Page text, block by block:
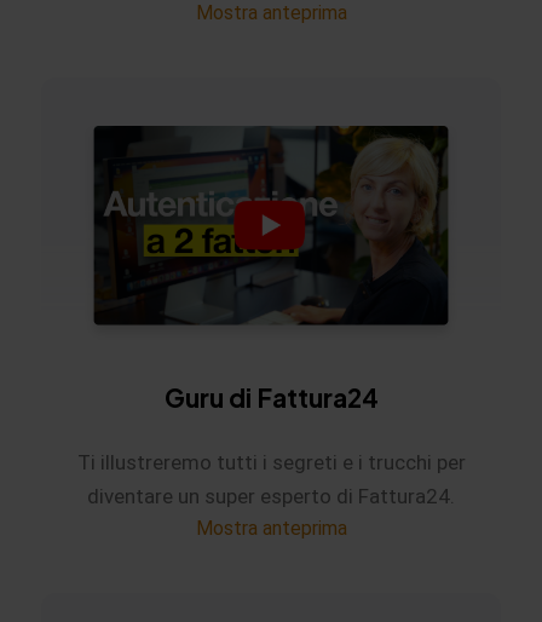
Mostra anteprima
Guru di Fattura24
Ti illustreremo tutti i segreti e i trucchi per
diventare un super esperto di Fattura24.
Mostra anteprima